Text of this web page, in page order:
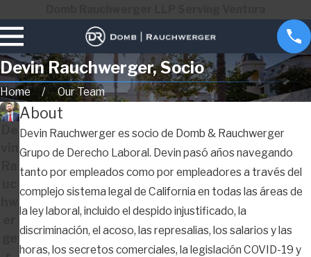
Devin Rauchwerger, Socio
Home Our Team
About
Devin Rauchwerger es socio de Domb & Rauchwerger
Grupo de Derecho Laboral. Devin pasó años navegando
tanto por empleados como por empleadores a través del
complejo sistema legal de California en todas las áreas de
la ley laboral, incluido el despido injustificado, la
discriminación, el acoso, las represalias, los salarios y las
horas, los secretos comerciales, la legislación COVID-19 y